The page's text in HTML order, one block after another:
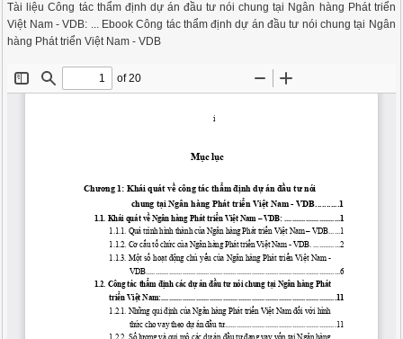
Tài liệu Công tác thẩm định dự án đầu tư nói chung tại Ngân hàng Phát triển
Việt Nam - VDB: ... Ebook Công tác thẩm định dự án đầu tư nói chung tại Ngân
hàng Phát triển Việt Nam - VDB